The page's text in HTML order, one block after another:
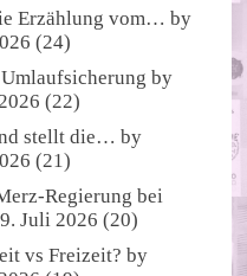
Erzählung vom… by
(24)
by
(22)
stellt die… by
(21)
Regierung bei
9. Juli 2026 (20)
vs Freizeit? by